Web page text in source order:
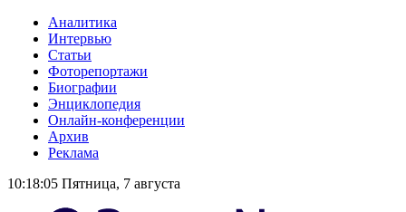
Аналитика
Интервью
Статьи
Фоторепортажи
Биографии
Энциклопедия
Онлайн-конференции
Архив
Реклама
10:18:05 Пятница, 7 августа